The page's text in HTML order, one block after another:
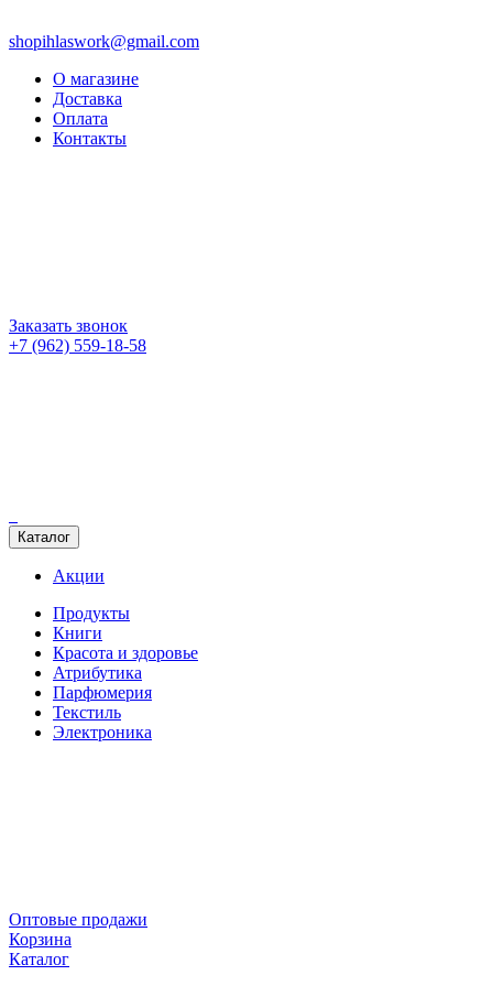
shopihlaswork@gmail.com
О магазине
Доставка
Оплата
Контакты
Заказать звонок
+7 (962) 559-18-58
Каталог
Акции
Продукты
Книги
Красота и здоровье
Атрибутика
Парфюмерия
Текстиль
Электроника
Оптовые продажи
Корзина
Каталог